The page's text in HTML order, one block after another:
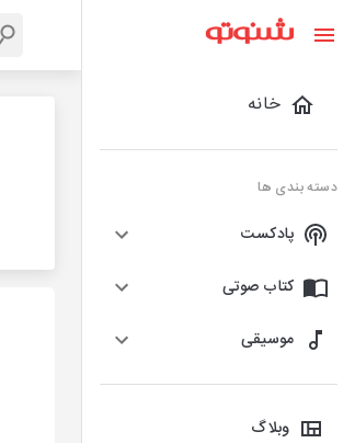
خانه
دسته بندی ها
پادکست
کتاب صوتی
موسیقی
وبلاگ